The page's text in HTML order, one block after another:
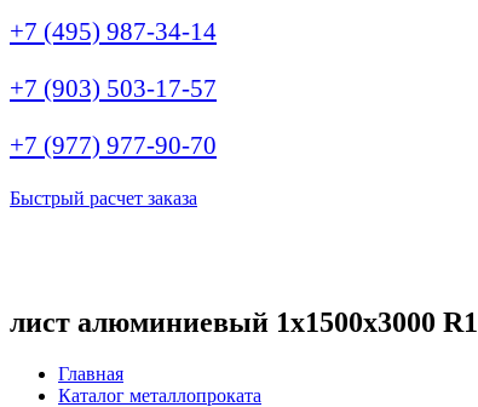
+7 (495) 987-34-14
+7 (903) 503-17-57
+7 (977) 977-90-70
Быстрый расчет заказа
лист алюминиевый 1x1500x3000
Главная
Каталог металлопроката